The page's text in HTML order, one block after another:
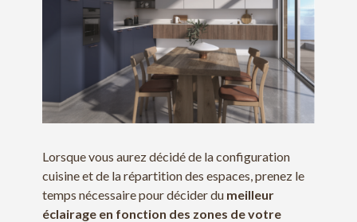
Lorsque vous aurez décidé de la configuration
cuisine et de la répartition des espaces, prenez le
temps nécessaire pour décider du meilleur
éclairage en fonction des zones de votre